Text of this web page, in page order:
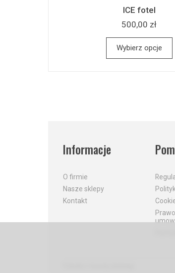
ICE fotel
500,00 zł
Wybierz opcje
Informacje
O firmie
Nasze sklepy
Kontakt